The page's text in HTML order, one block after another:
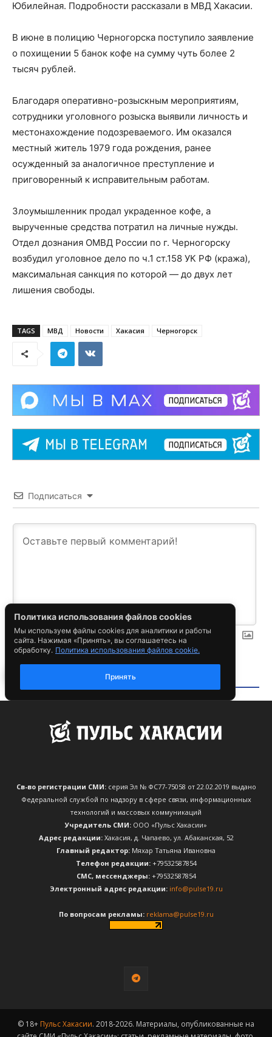
Св-во регистрации СМИ:серия Эл № ФС77-75058 от 22.02.2019 выдано
Федеральной службой по надзору в сфере связи, информационных
технологий и массовых коммуникаций
Учредитель СМИ: ООО «Пульс Хакасии»
Адрес редакции:Хакасия, д. Чапаево, ул. Абаканская, 52
Главный редактор: Мяхар Татьяна Ивановна
Телефон редакции:+79532587854
CМС, мессенджеры:+79532587854
Электронный адрес редакции: info@pulse19.ru
По вопросам рекламы: reklama@pulse19.ru
© 18+ Пульс Хакасии. 2018-2026. Материалы, опубликованные на